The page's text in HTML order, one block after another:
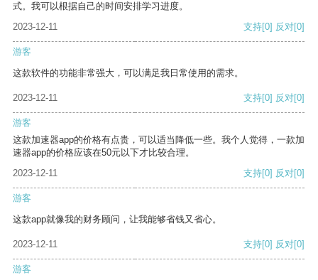
式。我可以根据自己的时间安排学习进度。
2023-12-11
支持[0] 反对[0]
游客
这款软件的功能非常强大，可以满足我日常使用的需求。
2023-12-11 支持[0] 反对[0]
游客
这款加速器app的价格有点贵，可以适当降低一些。我个人觉得，一款加
速器app的价格应该在50元以下才比较合理。
2023-12-11
支持[0] 反对[0]
游客
这款app就像我的财务顾问，让我能够省钱又省心。
2023-12-11 支持[0] 反对[0]
游客